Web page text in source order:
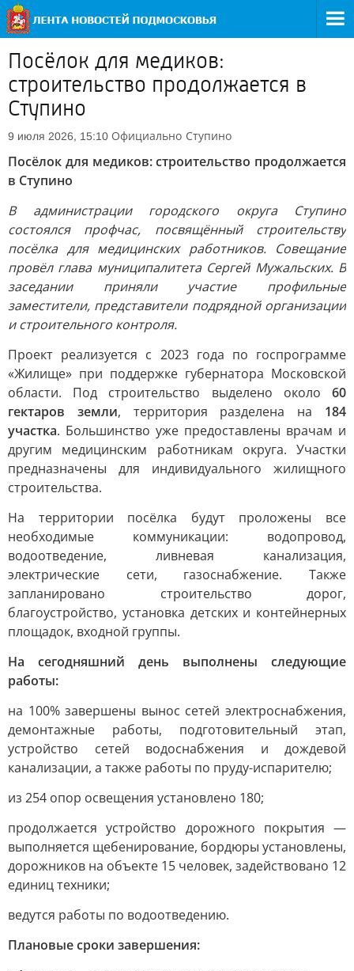
Посёлок для медиков:
строительство продолжается в
Ступино
9 июля 2026, 15:10 Официально Ступино
Посёлок для медиков: строительство продолжается
в Ступино
В администрации городского округа Ступино
состоялся профчас, посвящённый строительству
посёлка для медицинских работников. Совещание
провёл глава муниципалитета Сергей Мужальских. В
заседании приняли участие профильные
заместители, представители подрядной организации
и строительного контроля.
Проект реализуется с 2023 года по госпрограмме
«Жилище» при поддержке губернатора Московской
области. Под строительство выделено около 60
гектаров земли, территория разделена на 184
участка. Большинство уже предоставлены врачам и
другим медицинским работникам округа. Участки
предназначены для индивидуального жилищного
строительства.
На территории посёлка будут проложены все
необходимые коммуникации: водопровод,
водоотведение, ливневая канализация,
электрические сети, газоснабжение. Также
запланировано строительство дорог,
благоустройство, установка детских и контейнерных
площадок, входной группы.
На сегодняшний день выполнены следующие
работы:
на 100% завершены вынос сетей электроснабжения,
демонтажные работы, подготовительный этап,
устройство сетей водоснабжения и дождевой
канализации, а также работы по пруду-испарителю;
из 254 опор освещения установлено 180;
продолжается устройство дорожного покрытия —
выполняется щебенирование, бордюры установлены,
дорожников на объекте 15 человек, задействовано 12
единиц техники;
ведутся работы по водоотведению.
Плановые сроки завершения: